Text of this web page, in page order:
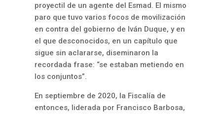
proyectil de un agente del Esmad. El mismo
paro que tuvo varios focos de movilización
en contra del gobierno de Iván Duque, y en
el que desconocidos, en un capítulo que
sigue sin aclararse, diseminaron la
recordada frase: “se estaban metiendo en
los conjuntos”.
En septiembre de 2020, la Fiscalía de
entonces, liderada por Francisco Barbosa,